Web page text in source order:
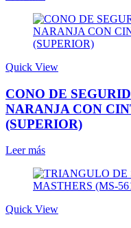
Quick View
CONO DE
NARANJA CON
(SUPERIOR)
Leer más
Quick View